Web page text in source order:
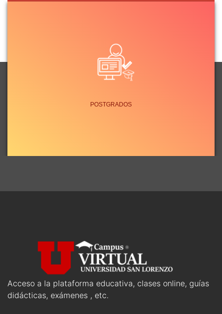
POSTGRADOS
Acceso a la plataforma educativa, clases online, guías
didácticas, exámenes , etc.